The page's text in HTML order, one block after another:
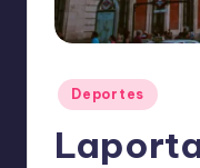
Publicado
en
Deportes